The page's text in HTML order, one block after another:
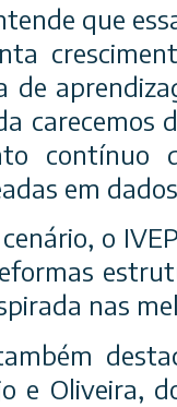
que
de
carecemos
contínuo
em
o
nas
e Oliveira,